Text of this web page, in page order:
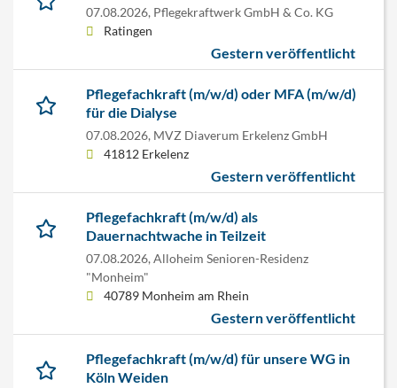
07.08.2026, Pflegekraftwerk GmbH & Co. KG
Ratingen
Gestern veröffentlicht
Pflegefachkraft (m/w/d) oder MFA (m/w/d)
für die Dialyse
07.08.2026, MVZ Diaverum Erkelenz GmbH
41812 Erkelenz
Gestern veröffentlicht
Pflegefachkraft (m/w/d) als
Dauernachtwache in Teilzeit
07.08.2026, Alloheim Senioren-Residenz
"Monheim"
40789 Monheim am Rhein
Gestern veröffentlicht
Pflegefachkraft (m/w/d) für unsere WG in
Köln Weiden